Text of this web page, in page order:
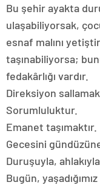
Bu şehir ayakta
ulaşabiliyorsak,
esnaf malını
taşınabiliyorsa;
fedakârlığı vardır.
Direksiyon
Sorumluluktur.
Emanet taşımaktır.
Gecesini
Duruşuyla,
Bugün,